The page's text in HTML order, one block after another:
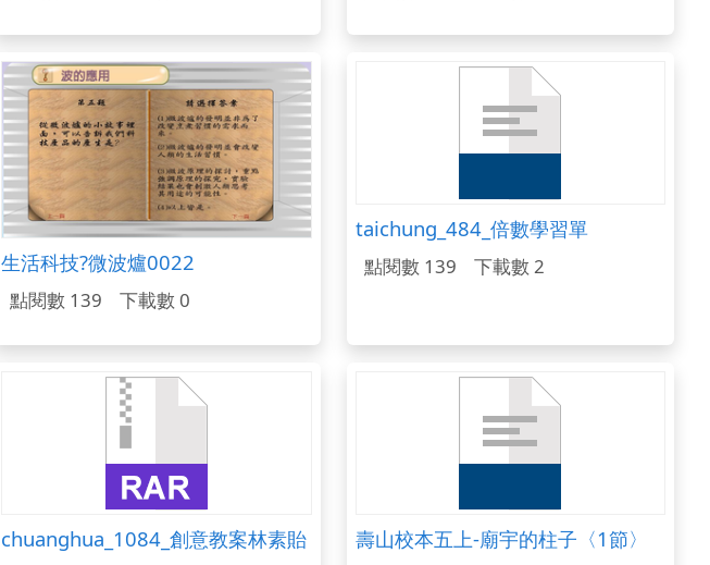
生活科技?微波爐0022
點閱數 139 下載數 0
taichung_484_倍數學習單
點閱數 139 下載數 2
chuanghua_1084_創意教案林素貽 壽山校本五上-廟宇的柱子〈1節〉